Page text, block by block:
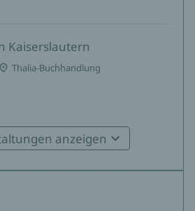
Kaiserslautern
Thalia-Buchhandlung
Heidelberganzeigen